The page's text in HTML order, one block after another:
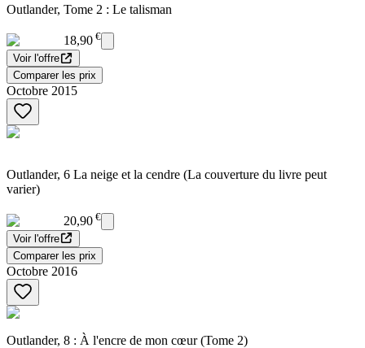
Outlander, Tome 2 : Le talisman
18,90 €
Voir l'offre
Comparer les prix
Octobre 2015
Outlander, 6 La neige et la cendre (La couverture du livre peut
varier)
20,90 €
Voir l'offre
Comparer les prix
Octobre 2016
Outlander, 8 : À l'encre de mon cœur (Tome 2)